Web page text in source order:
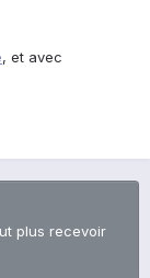
, et avec
plus recevoir